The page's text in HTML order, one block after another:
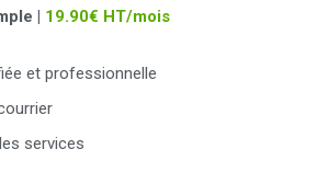
| 19.90€ HT/mois
et professionnelle
services